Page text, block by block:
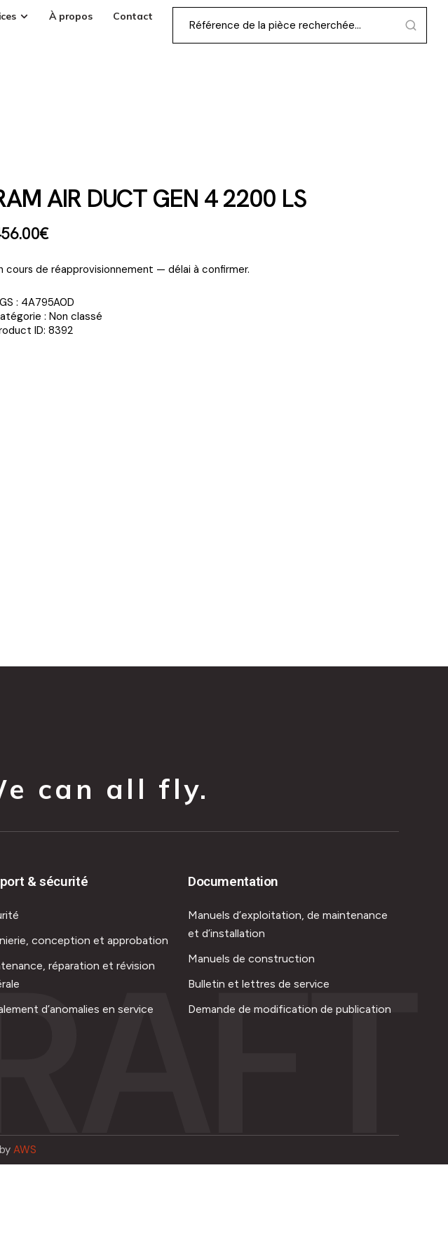
À propos Contact
AIR DUCT GEN 4 2200 LS
.00€
cours de réapprovisionnement — délai à confirmer.
: 4A795A0D
: Non classé
ID: 8392
can all fly.
& sécurité
conception et approbation
réparation et révision
d’anomalies en service
Documentation
Manuels d’exploitation, de maintenance
et d’installation
Manuels de construction
Bulletin et lettres de service
Demande de modification de publication
AWS